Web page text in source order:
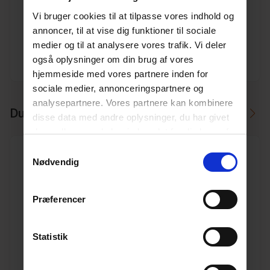
Vi bruger cookies til at tilpasse vores indhold og
annoncer, til at vise dig funktioner til sociale
medier og til at analysere vores trafik. Vi deler
også oplysninger om din brug af vores
hjemmeside med vores partnere inden for
sociale medier, annonceringspartnere og
analysepartnere. Vores partnere kan kombinere
disse data med andre oplysninger, du har givet
dem, eller som de har indsamlet fra din brug af
Nødvendig
Præferencer
Statistik
Dimension 100
Producent HL
Muffer
Du skal måske også bruge
Blæserørssæt t/varmluftpistol
Pakkeinfo. STK.